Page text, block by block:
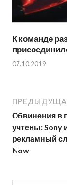
К команде
07.10.2019
Обвинения в
учтены: Sony
рекламный
Now